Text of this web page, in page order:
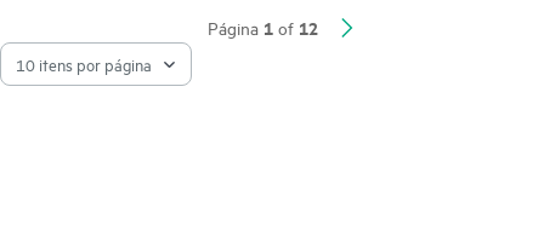
Página 1of 12